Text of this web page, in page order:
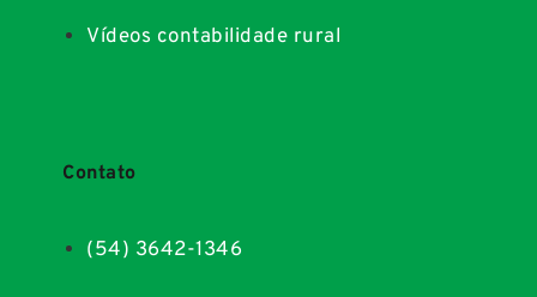
Vídeos contabilidade rural
Contato
(54) 3642-1346